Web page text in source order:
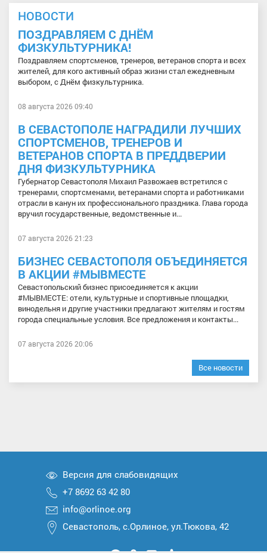
НОВОСТИ
ПОЗДРАВЛЯЕМ С ДНЁМ
ФИЗКУЛЬТУРНИКА!
Поздравляем спортсменов, тренеров, ветеранов спорта и всех
жителей, для кого активный образ жизни стал ежедневным
выбором, с Днём физкультурника.
08 августа 2026 09:40
В СЕВАСТОПОЛЕ НАГРАДИЛИ ЛУЧШИХ
СПОРТСМЕНОВ, ТРЕНЕРОВ И
ВЕТЕРАНОВ СПОРТА В ПРЕДДВЕРИИ
ДНЯ ФИЗКУЛЬТУРНИКА
Губернатор Севастополя Михаил Развожаев встретился с
тренерами, спортсменами, ветеранами спорта и работниками
отрасли в канун их профессионального праздника. Глава города
вручил государственные, ведомственные и...
07 августа 2026 21:23
БИЗНЕС СЕВАСТОПОЛЯ ОБЪЕДИНЯЕТСЯ
В АКЦИИ #МЫВМЕСТЕ
Севастопольский бизнес присоединяется к акции
#МЫВМЕСТЕ: отели, культурные и спортивные площадки,
винодельня и другие участники предлагают жителям и гостям
города специальные условия. Все предложения и контакты...
07 августа 2026 20:06
Все новости
Версия для слабовидящих
+7 8692 63 42 80
info@orlinoe.org
Севастополь, с.Орлиное, ул.Тюкова, 42